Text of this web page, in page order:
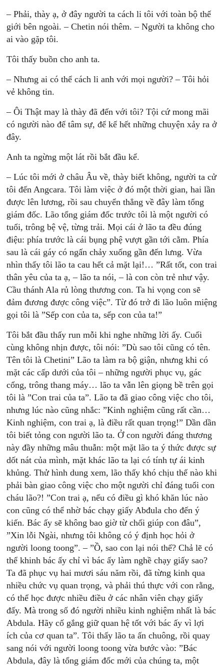
– Phải, thày ạ, ở đây người ta cách li tôi với toàn bộ thế
giới bên ngoài. – Chetin nói thêm. – Người ta không cho
ai vào gặp tôi.
Tôi thấy buồn cho anh ta.
– Nhưng ai có thể cách li anh với mọi người? – Tôi hỏi
vẻ không tin.
– Ôi Thật may là thày đã đến với tôi? Tội cứ mong mãi
có người nào để tâm sự, để kể hết những chuyện xảy ra ở
đây.
Anh ta ngừng một lát rồi bắt đầu kể.
– Lúc tôi mới ở châu Âu về, thày biết không, người ta cử
tôi đến Angcara. Tôi làm việc ở đó một thời gian, hai lần
được lên lương, rồi sau chuyển thẳng về đây làm tổng
giám đốc. Lão tổng giám đốc trước tôi là một người có
tuổi, trông bệ vệ, từng trải. Mọi cái ở lão ta đều đúng
điệu: phía trước là cái bụng phệ vượt gần tới cằm. Phía
sau là cái gáy có ngấn chảy xuống gần đến lưng. Vừa
nhìn thấy tôi lão ta cau hết cả mặt lại!… ”Rất tốt, con trai
thân yêu của ta ạ, – lão ta nói, – là con còn trẻ như vậy.
Cầu thánh Ala rủ lòng thương con. Ta hi vọng con sẽ
đảm đương được công việc”. Từ đó trở đi lão luôn miệng
gọi tôi là ”Sếp con của ta, sếp con của ta!”
Tôi bắt đầu thấy run mỗi khi nghe những lời ấy. Cuối
cùng không nhịn được, tôi nói: ”Dù sao tôi cũng có tên.
Tên tôi là Chetini” Lão ta làm ra bộ giận, nhưng khi có
mặt các cấp dưới của tôi – những người phục vụ, gác
cổng, trông thang máy… lão ta vẫn lên giọng bề trên gọi
tôi là ”Con trai của ta”. Lão ta đã giao công việc cho tôi,
nhưng lúc nào cũng nhắc: ”Kinh nghiệm cũng rất cần…
Kinh nghiệm, con trai ạ, là điều rất quan trọng!” Dần dần
tôi biết tỏng con người lão ta. Ở con người đáng thương
này đầy những mâu thuẫn: một mặt lão ta ý thức được sự
dốt nát của mình, mặt khác lão ta lại có tính tự ái kinh
khủng. Thử hình dung xem, lão thấy khó chịu thế nào khi
phải bàn giao công việc cho một người chỉ đáng tuổi con
cháu lão?! ”Con trai ạ, nếu có điều gì khó khăn lúc nào
con cũng có thể nhờ bác chạy giấy Abđula cho đến ý
kiến. Bác ấy sẽ không bao giờ từ chối giúp con đâu”,
”Xin lỗi Ngài, nhưng tôi không có ý định học hỏi ở
người loong toong”. – ”Ồ, sao con lại nói thế? Chả lẽ có
thể khinh bác ấy chỉ vì bác ấy làm nghề chạy giấy sao?
Ta đã phục vụ hai mươi sáu năm rồi, đã từng kinh qua
nhiều chức vụ quan trọng, và phải thú thực với con rằng,
có thể học được nhiều điều ở các nhân viên chạy giấy
đấy. Mà trong số đó người nhiều kinh nghiệm nhất là bác
Abdula. Hãy cố gắng giữ quan hệ tốt với bác ấy vì lợi
ích của cơ quan ta”. Tôi thấy lão ta ấn chuông, rồi quay
sang nói với người loong toong vừa bước vào: ”Bác
Abdula, đây là tổng giám đốc mới của chúng ta, một